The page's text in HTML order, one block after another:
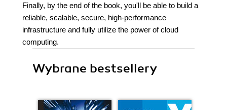
Finally, by the end of the book, you'll be able to build a
reliable, scalable, secure, high-performance
infrastructure and fully utilize the power of cloud
computing.
Wybrane bestsellery